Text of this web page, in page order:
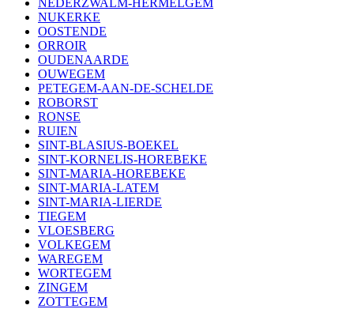
NEDERZWALM-HERMELGEM
NUKERKE
OOSTENDE
ORROIR
OUDENAARDE
OUWEGEM
PETEGEM-AAN-DE-SCHELDE
ROBORST
RONSE
RUIEN
SINT-BLASIUS-BOEKEL
SINT-KORNELIS-HOREBEKE
SINT-MARIA-HOREBEKE
SINT-MARIA-LATEM
SINT-MARIA-LIERDE
TIEGEM
VLOESBERG
VOLKEGEM
WAREGEM
WORTEGEM
ZINGEM
ZOTTEGEM